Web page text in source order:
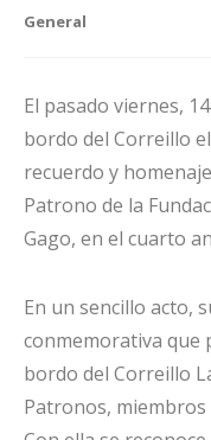
General
El pasado viernes,
bordo del Correillo
recuerdo y
Patrono de la
Gago, en el cuarto
En un sencillo acto,
conmemorativa que
bordo del Correillo
Patronos, miembros